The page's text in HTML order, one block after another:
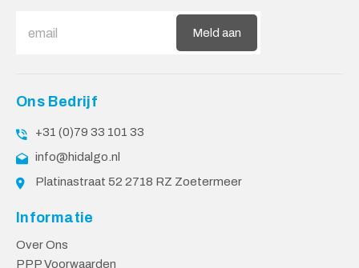
Meld aan
Ons Bedrijf
+31 (0)79 33 101 33
info@hidalgo.nl
Platinastraat 52 2718 RZ Zoetermeer
Informatie
Over Ons
PPP Voorwaarden